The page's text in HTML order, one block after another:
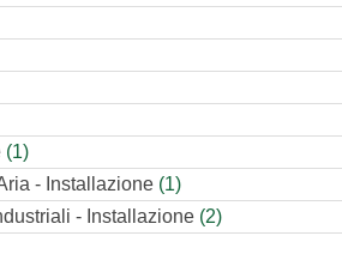
(1)
- Installazione (1)
- Installazione (2)